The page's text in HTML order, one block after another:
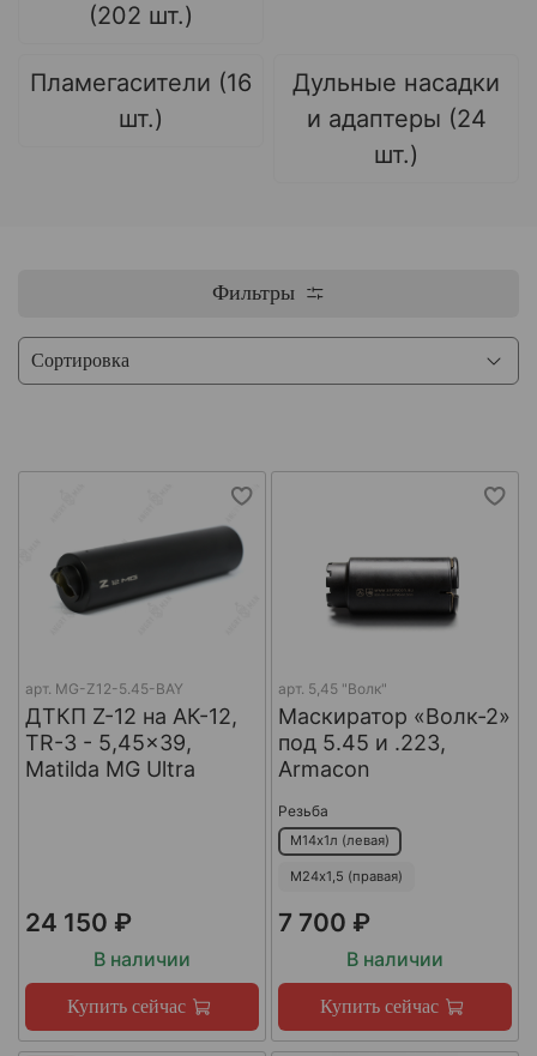
(202 шт.)
Пламегасители (16
шт.)
Дульные насадки
и адаптеры (24
шт.)
Фильтры
арт. MG-Z12-5.45-BAY
ДТКП Z-12 на АК-12,
TR-3 - 5,45x39,
Matilda MG Ultra
24 150 ₽
В наличии
Купить сейчас
арт. 5,45 "Волк"
Маскиратор «Волк-2»
под 5.45 и .223,
Armacon
Резьба
М14х1л (левая)
М24х1,5 (правая)
7 700 ₽
В наличии
Купить сейчас